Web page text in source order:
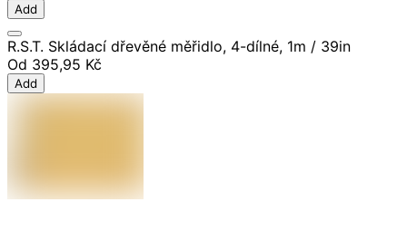
Add
R.S.T. Skládací dřevěné měřidlo, 4-dílné, 1m / 39in
Od 395,95 Kč
Add